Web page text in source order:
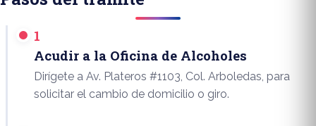
1
Acudir a la Oficina de Alcoholes
Dirígete a Av. Plateros #1103, Col. Arboledas, para
solicitar el cambio de domicilio o giro.